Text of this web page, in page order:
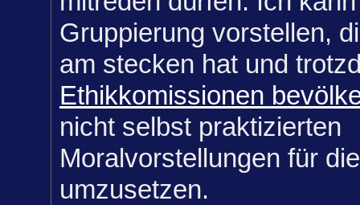
Gruppierung vorstellen,
am stecken hat und
Ethikkomissionen
nicht selbst praktizierten
Moralvorstellungen für
umzusetzen.